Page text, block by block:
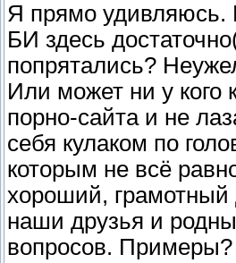
Я прямо удивляюсь.
БИ здесь
попрятались?
Или может ни у
порно-сайта и не
себя кулаком по
которым не всё
хороший,
наши друзья и
вопросов. Примеры?